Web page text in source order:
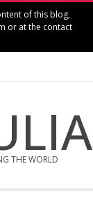
of this blog,
or at the contact
THE WORLD